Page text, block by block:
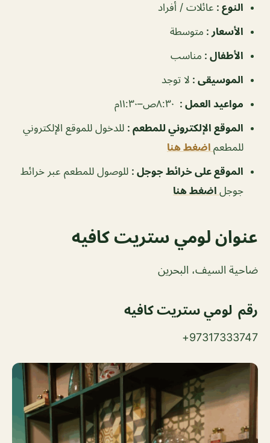
النوع : عائلات / أفراد
الأسعار : متوسطة
الأطفال : مناسب
الموسيقى : لا توجد
مواعيد العمل :
الموقع الإلكتروني للمطعم : للدخول للموقع الإلكتروني
للمطعم اضغط هنا
الموقع على خرائط جوجل : للوصول للمطعم عبر خرائط
جوجل اضغط هنا
عنوان لومي ستريت كافيه
ضاحية السيف، البحرين
رقم لومي ستريت كافيه
97317333747+